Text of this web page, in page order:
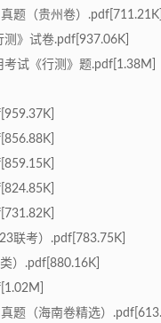
题（贵州卷）.pdf[711.21K]
》试卷.pdf[937.06K]
试《行测》题.pdf[1.38M]
联考）.pdf[783.75K]
）.pdf[880.16K]
题（海南卷精选）